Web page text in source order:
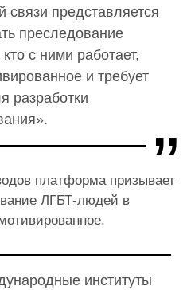
связи представляется
преследование
с ними работает,
и требует
разработки
платформа призывает
ЛГБТ-людей в
институты